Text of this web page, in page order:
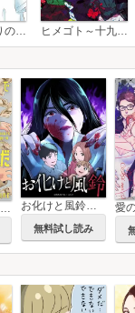
恋は雨上がりのように ヒメゴト～十九歳の制服～
お化けと風鈴【タテヨミ】
無料試し読み